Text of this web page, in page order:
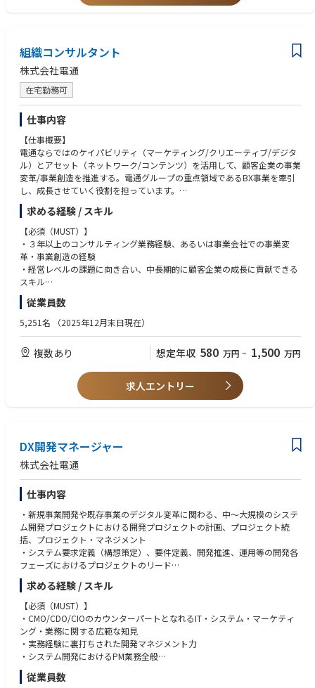
種デジタルメディア、
コンテンツマーケ、プロモーション、ダイナミックCR・LPOなど）に関
する知識
組織コンサルタント
株式会社電通
在宅勤務可
仕事内容
【仕事概要】
電通ならではのケイパビリティ（マーケティング/クリエーティブ/デジタ
ル）とアセット（ネットワーク/コンテンツ）を活用して、顧客企業の事業
変革/事業創造を推進する。電通グループの重点領域であるBX事業を牽引
し、成長させていく役割を担っています。
【仕事内容】
顧客企業の抱える事業課題に対し、既存事業の変革や新規事業創造を共創
プロジェクトとして推進。価値創造の戦略と構想に留まらず、サービス開
発・UIUX設計・実装/運用まで、幅広く手掛けるチャンスがあります。
①経営層/事業責任者と対話しながら潜在課題を引き出し、戦略と実行プ
ランを策定し、運用までを支援する。
する。
③（①と②を通じて）顧客の持続的な成長を実現し、長期的なパートナー
シップを育む。
https://special.nikkeibp.co.jp/atclh/ONB/25/dentsu1212_02/
https://www.career.dentsu.jp/career/story/bx_dx.html
求める経験 / スキル
【必須（MUST）】
・３年以上のコンサルティング業務経験、あるいは事業会社での事業変
革・事業創造の経験
・経営レベルの課題に向き合い、中長期的に顧客企業の成長に貢献できる
スキル
・自らが企画を立案し、形にすることができる
・複数のプロジェクトに同時にコミットできるスキル
・特定インダストリーの深い知見
・デジタルマーケティング、データマネジメントの知見
【求める人物像】
・傾聴力/思考力/発想力/実行力を高いレベルで有している
方
従業員数
5,251名 （2025年12月末日現在）
複数あり 想定年収 580 万円 ~ 1,500 万円
求人エントリー
DX開発マネージャー
株式会社電通
仕事内容
・新規事業開発や既存事業のデジタル変革に関わる、中～大規模のシステ
ム開発プロジェクトにおける開発プロジェクトの計画、プロジェクト統
括、プロジェクト・マネジメント
・システム要求定義（構想策定）、要件定義、開発推進、運用等の開発各
フェーズにおけるプロジェクトのリード
・クライアントとのコミュニケーション
・開発／運用で協働する開発会社への発注、進捗・予算管理等のマネジメ
ント
・上記領域に関係する提案作業
【仕事内容の変更の範囲】
全ての広告・マーケティングサービス、及びコンテンツ・ビジネス等、定
外の電通グループ各社・関係する会社/団体等への出向が命じられた場合
求める経験 / スキル
【必須（MUST）】
・CMO/CDO/CIOのカウンターパートとなれるIT・システム・マーケティ
ング・業務に関する広範な知見
・実務経験に裏打ちされた開発マネジメント力
・システム開発におけるPM業務全般
・要求定義/要件定義工程における仕様書の作成/取りまとめ
・開発工程における開発会社マネジメント
従業員数